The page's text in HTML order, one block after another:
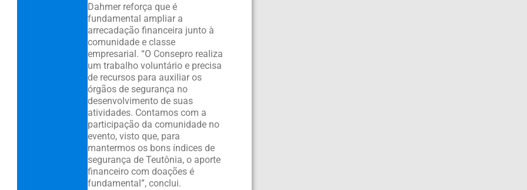
Dahmer reforça que é
fundamental ampliar a
arrecadação financeira junto à
comunidade e classe
empresarial. “O Consepro realiza
um trabalho voluntário e precisa
de recursos para auxiliar os
órgãos de segurança no
desenvolvimento de suas
atividades. Contamos com a
participação da comunidade no
evento, visto que, para
mantermos os bons índices de
segurança de Teutônia, o aporte
financeiro com doações é
fundamental”, conclui.